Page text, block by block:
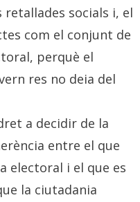
socials i, el
com el conjunt de
perquè el
res no deia del
a decidir de la
entre el que
electoral i el que es
la ciutadania